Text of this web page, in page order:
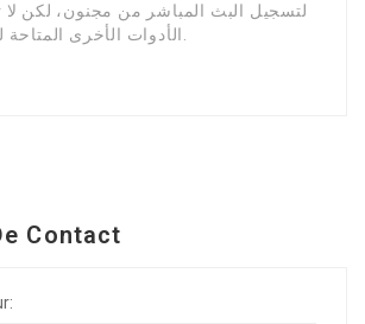
لتسجيل البث المباشر من مجنون، لكن
Contact